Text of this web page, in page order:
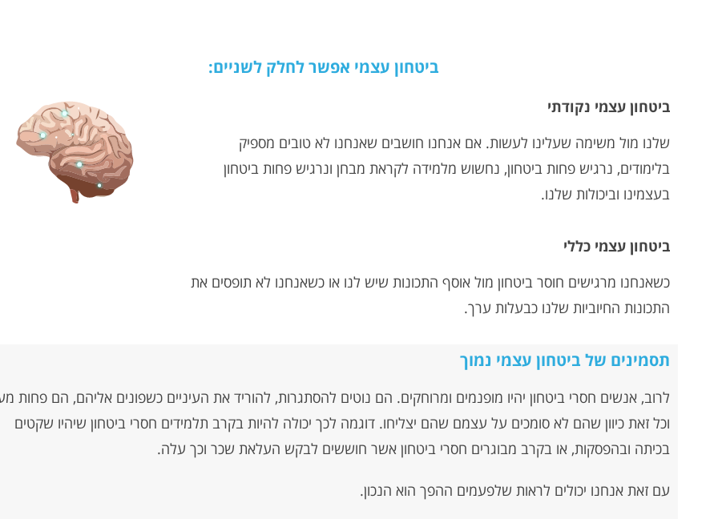
ביטחון עצמי אפשר לחלק לשניים:
ביטחון עצמי נקודתי
שלנו מול משימה שעלינו לעשות. אם אנחנו חושבים שאנחנו לא טובים מספיק
בלימודים, נרגיש פחות ביטחון, נחשוש מלמידה לקראת מבחן ונרגיש פחות ביטחון
בעצמינו וביכולות שלנו.
ביטחון עצמי כללי
כשאנחנו מרגישים חוסר ביטחון מול אוסף התכונות שיש לנו או כשאנחנו לא תופסים את
התכונות החיוביות שלנו כבעלות ערך.
תסמינים של ביטחון עצמי נמוך
לרוב, אנשים חסרי ביטחון יהיו מופנמים ומרוחקים. הם נוטים להסתגרות, להוריד את העיניים כשפונים אליהם, הם פחות
וכל זאת כיוון שהם לא סומכים על עצמם שהם יצליחו. דוגמה לכך יכולה להיות בקרב תלמידים חסרי ביטחון שיהיו שקטים
בכיתה ובהפסקות, או בקרב מבוגרים חסרי ביטחון אשר חוששים לבקש העלאת שכר וכך עלה.
עם זאת אנחנו יכולים לראות שלפעמים ההפך הוא הנכון.